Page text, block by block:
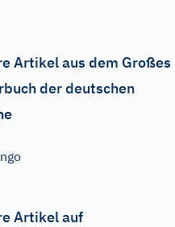
Artikel aus dem Großes
der deutschen
Artikel auf